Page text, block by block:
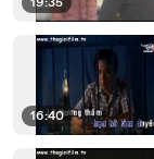
16:40